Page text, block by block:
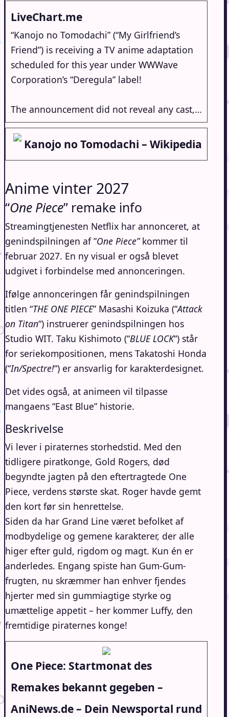
LiveChart.me
“Kanojo no Tomodachi” (“My Girlfriend’s
Friend”) is receiving a TV anime adaptation
scheduled for this year under WWWave
Corporation’s “Deregula” label!
The announcement did not reveal any cast,…
Kanojo no Tomodachi – Wikipedia
Anime vinter 2027
“One Piece” remake info
Streamingtjenesten Netflix har annonceret, at
genindspilningen af ​​”One Piece”kommer til
februar 2027. En ny visual er også blevet
udgivet i forbindelse med annonceringen.
Ifølge annonceringen får genindspilningen
titlen “THE ONE PIECE” Masashi Koizuka (“Attack
on Titan“) instruerer genindspilningen hos
Studio WIT. Taku Kishimoto (“BLUE LOCK“) står
for seriekompositionen, mens Takatoshi Honda
(“In/Spectre!“) er ansvarlig for karakterdesignet.
Det vides også, at animeen vil tilpasse
mangaens “East Blue” historie.
Beskrivelse
Vi lever i piraternes storhedstid. Med den
tidligere piratkonge, Gold Rogers, død
begyndte jagten på den eftertragtede One
Piece, verdens største skat. Roger havde gemt
den kort før sin henrettelse.
Siden da har Grand Line været befolket af
modbydelige og gemene karakterer, der alle
higer efter guld, rigdom og magt. Kun én er
anderledes. Engang spiste han Gum-Gum-
frugten, nu skræmmer han enhver fjendes
hjerter med sin gummiagtige styrke og
umættelige appetit – her kommer Luffy, den
fremtidige piraternes konge!
One Piece: Startmonat des
Remakes bekannt gegeben –
AniNews.de – Dein Newsportal rund